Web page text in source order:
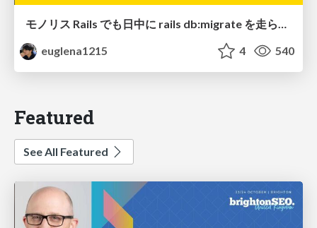
モノリス Rails でも日中に rails db:migrate を走らせたい！ / Daytime rails db:migrate on Monolithic Rails!
euglena1215
4 540
Featured
See All Featured